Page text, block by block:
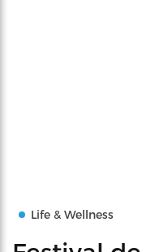
Life & Wellness